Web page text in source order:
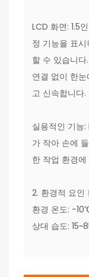
LCD 화면: 1.5
정 기능을 표
할 수 있습니
연결 없이 한
고 신속합니다.
실용적인 기능
가 작아 손에
한 작업 환경
2. 환경적 요인
환경 온도: -
상대 습도: